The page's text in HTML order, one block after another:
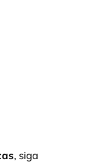
, siga